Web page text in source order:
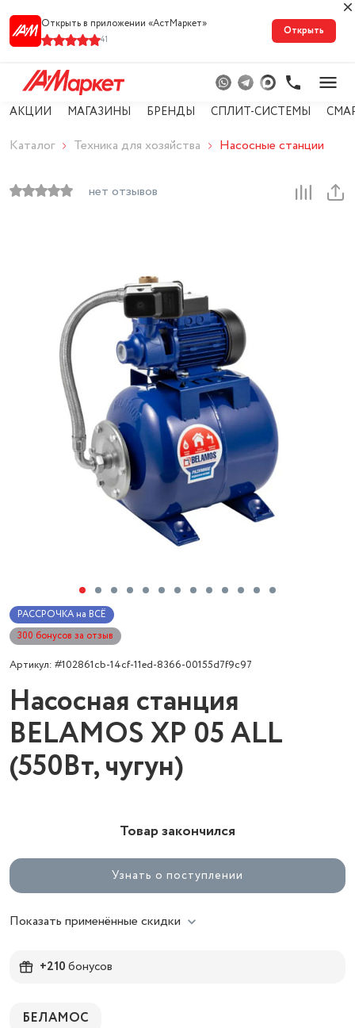
Открыть в приложении «АстМарке‪т‬»
41
Открыть
АКЦИИ МАГАЗИНЫ БРЕНДЫ СПЛИТ-СИСТЕМЫ
Каталог Техника для хозяйства Насосные станции
нет отзывов
РАССРОЧКА на ВСЁ
300 бонусов за отзыв
Артикул: #102861cb-14cf-11ed-8366-00155d7f9c97
Насосная станция
BELAMOS XP 05 ALL
(550Вт, чугун)
Товар закончился
Узнать о поступлении
Показать применённые скидки
+210бонусов
БЕЛАМОС